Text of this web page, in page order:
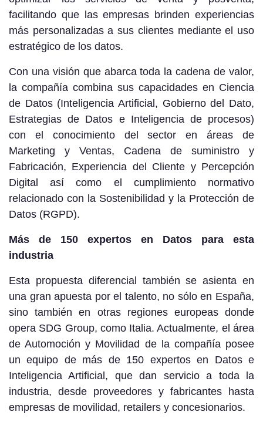
facilitando que las empresas brinden experiencias
más personalizadas a sus clientes mediante el uso
estratégico de los datos.
Con una visión que abarca toda la cadena de valor,
la compañía combina sus capacidades en Ciencia
de Datos (Inteligencia Artificial, Gobierno del Dato,
Estrategias de Datos e Inteligencia de procesos)
con el conocimiento del sector en áreas de
Marketing y Ventas, Cadena de suministro y
Fabricación, Experiencia del Cliente y Percepción
Digital así como el cumplimiento normativo
relacionado con la Sostenibilidad y la Protección de
Datos (RGPD).
Más de 150 expertos en Datos para esta
industria
Esta propuesta diferencial también se asienta en
una gran apuesta por el talento, no sólo en España,
sino también en otras regiones europeas donde
opera SDG Group, como Italia. Actualmente, el área
de Automoción y Movilidad de la compañía posee
un equipo de más de 150 expertos en Datos e
Inteligencia Artificial, que dan servicio a toda la
industria, desde proveedores y fabricantes hasta
empresas de movilidad, retailers y concesionarios.